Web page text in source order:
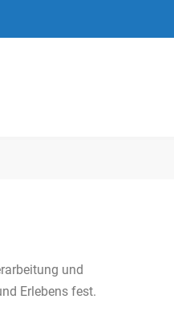
und
Erlebens fest.